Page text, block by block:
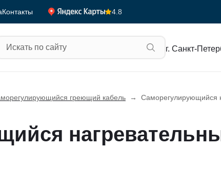
Контакты 4.8
г. Санкт-
греющий кабель → Саморегулирующийся